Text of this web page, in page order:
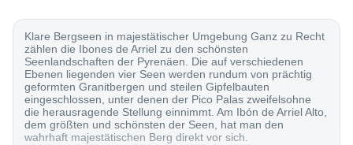
Klare Bergseen in majestätischer Umgebung Ganz zu Recht
zählen die Ibones de Arriel zu den schönsten
Seenlandschaften der Pyrenäen. Die auf verschiedenen
Ebenen liegenden vier Seen werden rundum von prächtig
geformten Granitbergen und steilen Gipfelbauten
eingeschlossen, unter denen der Pico Palas zweifelsohne
die herausragende Stellung einnimmt. Am Ibón de Arriel Alto,
dem größten und schönsten der Seen, hat man den
wahrhaft majestätischen Berg direkt vor sich.